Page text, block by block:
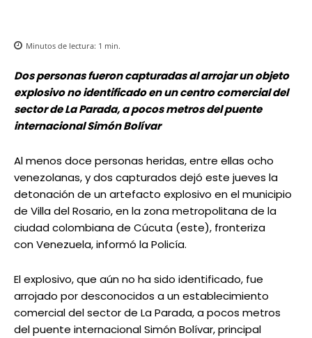
Minutos de lectura: 1 min.
Dos personas fueron capturadas al arrojar un objeto
explosivo no identificado en un centro comercial del
sector de La Parada, a pocos metros del puente
internacional Simón Bolívar
Al menos doce personas heridas, entre ellas ocho
venezolanas, y dos capturados dejó este jueves la
detonación de un artefacto explosivo en el municipio
de Villa del Rosario, en la zona metropolitana de la
ciudad colombiana de Cúcuta (este), fronteriza
con Venezuela, informó la Policía.
El explosivo, que aún no ha sido identificado, fue
arrojado por desconocidos a un establecimiento
comercial del sector de La Parada, a pocos metros
del puente internacional Simón Bolívar, principal